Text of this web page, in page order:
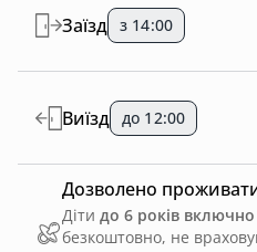
Заїзд з 14:00
Виїзд до 12:00
Дозволено
Діти до 6 років включно
безкоштовно, не